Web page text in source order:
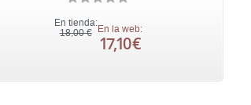
En tienda:
18,00 € En la web:
17,10 €